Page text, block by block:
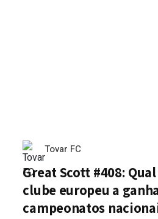
Tovar FC
Great Scott #408:
clube europeu a
campeonatos